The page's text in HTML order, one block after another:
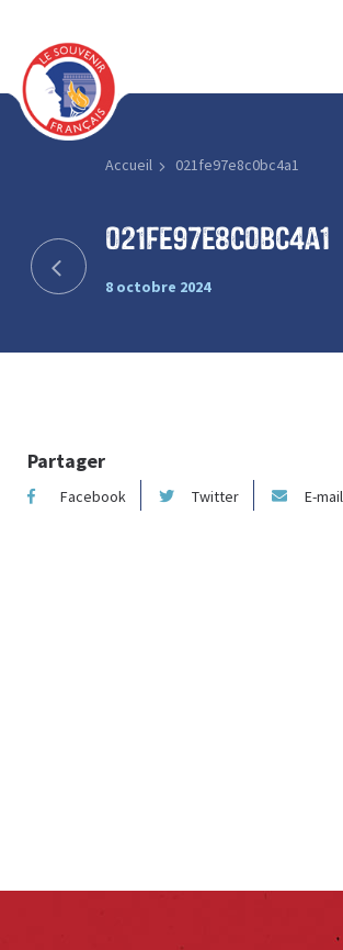
Accueil 021fe97e8c0bc4a1
021fe97e8c0bc4a1
8 octobre 2024
Partager
Facebook Twitter E-mail